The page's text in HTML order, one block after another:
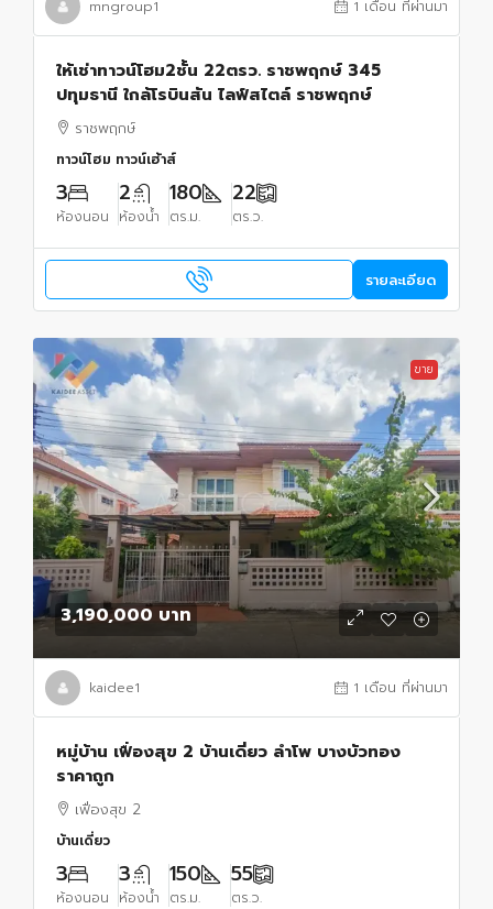
mngroup1 1 เดือน ที่ผ่านมา
ให้เช่าทาวน์โฮม2ชั้น 22ตรว. ราชพฤกษ์ 345
ปทุมธานี ใกล้โรบินสัน ไลฟ์สไตล์ ราชพฤกษ์
ราชพฤกษ์
ทาวน์โฮม ทาวน์เฮ้าส์
3
ห้องนอน
2
ห้องน้ำ
180
ตร.ม.
22
ตร.ว.
รายละเอียด
ขาย
3,190,000 บาท
kaidee1 1 เดือน ที่ผ่านมา
หมู่บ้าน เฟื่องสุข 2 บ้านเดี่ยว ลำโพ บางบัวทอง
ราคาถูก
เฟื่องสุข 2
บ้านเดี่ยว
3
ห้องนอน
3
ห้องน้ำ
150
ตร.ม.
55
ตร.ว.